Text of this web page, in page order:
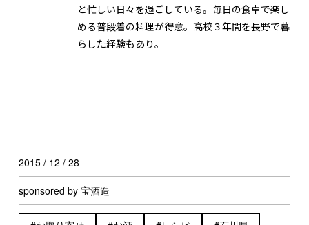
と忙しい日々を過ごしている。毎日の食卓で楽し
める普段着の料理が得意。高校３年間を長野で暮
らした経験もあり。
2015 / 12 / 28
sponsored by 宝酒造